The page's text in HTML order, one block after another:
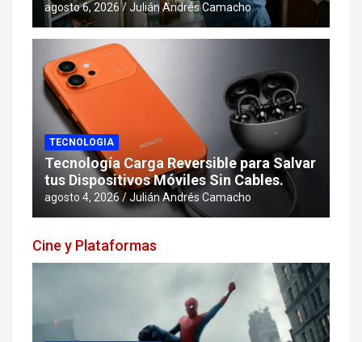
agosto 6, 2026 Julián Andrés Camacho
TECNOLOGIA
Tecnología Carga Reversible para Salvar
tus Dispositivos Móviles Sin Cables.
agosto 4, 2026 Julián Andrés Camacho
Cine y Plataformas